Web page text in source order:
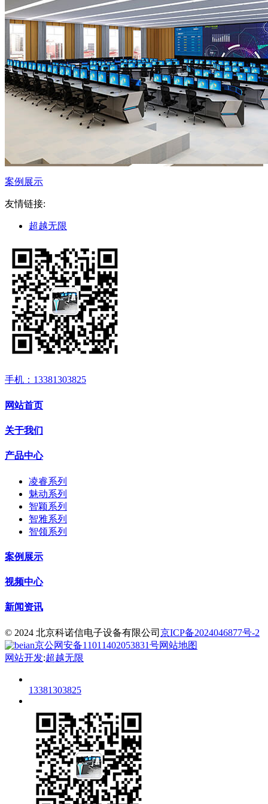
案例展示
友情链接:
超越无限
手机：13381303825
网站首页
关于我们
产品中心
凌睿系列
魅动系列
智颖系列
智雅系列
智领系列
案例展示
视频中心
新闻资讯
© 2024 北京科诺信电子设备有限公司 京ICP备2024046877号-2
京公网安备11011402053831号网站地图
网站开发:超越无限
13381303825